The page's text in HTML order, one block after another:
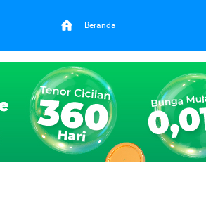
Beranda